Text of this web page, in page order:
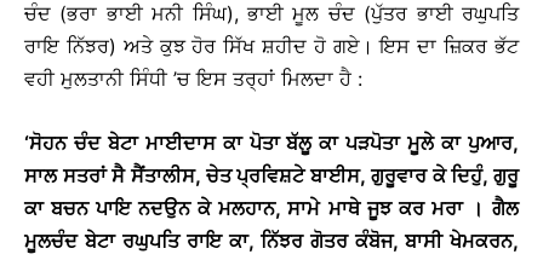
ਚੰਦ (ਭਰਾ ਭਾਈ ਮਨੀ ਸਿੰਘ), ਭਾਈ ਮੂਲ ਚੰਦ (ਪੁੱਤਰ ਭਾਈ ਰਘੁਪਤਿ
ਰਾਇ ਨਿੱਝਰ) ਅਤੇ ਕੁਝ ਹੋਰ ਸਿੱਖ ਸ਼ਹੀਦ ਹੋ ਗਏ। ਇਸ ਦਾ ਜ਼ਿਕਰ ਭੱਟ
ਵਹੀ ਮੁਲਤਾਨੀ ਸਿੰਧੀ ’ਚ ਇਸ ਤਰ੍ਹਾਂ ਮਿਲਦਾ ਹੈ :
‘ਸੋਹਨ ਚੰਦ ਬੇਟਾ ਮਾਈਦਾਸ ਕਾ ਪੋਤਾ ਬੱਲੂ ਕਾ ਪੜਪੋਤਾ ਮੂਲੇ ਕਾ ਪੁਆਰ,
ਸਾਲ ਸਤਰਾਂ ਸੈ ਸੈਂਤਾਲੀਸ, ਚੇਤ ਪ੍ਰਵਿਸ਼ਟੇ ਬਾਈਸ, ਗੁਰੂਵਾਰ ਕੇ ਦਿਹੁੰ, ਗੁਰੂ
ਕਾ ਬਚਨ ਪਾਇ ਨਦਉਨ ਕੇ ਮਲਹਾਨ, ਸਾਮੇ ਮਾਥੇ ਜੂਝ ਕਰ ਮਰਾ । ਗੈਲ
ਮੂਲਚੰਦ ਬੇਟਾ ਰਘੁਪਤਿ ਰਾਇ ਕਾ, ਨਿੱਝਰ ਗੋਤਰ ਕੰਬੋਜ, ਬਾਸੀ ਖੇਮਕਰਨ,